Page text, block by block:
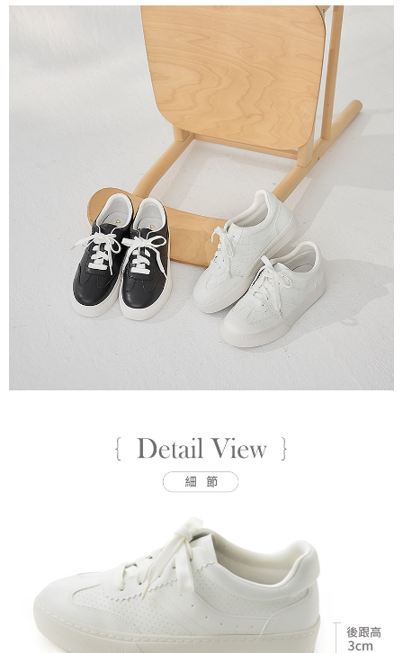
資料（包含姓名、電話或地址）提供予台灣大哥大進項蒐集、處理及利用，
由本公司與您本人進行分期帳單所需資料之確認、核對及更正。
3.完整用戶服務條款，請詳閱以下連結：
https://oppay.tw/userRule
※ 交易是否成功請以「AFTEE先享後付 」之結帳頁面顯示為準，若有關於
是否繳費成功／繳費後需取消欲退款等相關疑問，請聯繫「AFTEE先享後付
https://netprotections.freshdesk.com/support/home
１．透過由恩沛科技股份有限公司提供之「AFTEE先享後付」服務完成之交
易，需依本服務之必要範圍內提供個人資料，並將交易相關給付款項請求債
權轉讓予恩沛科技股份有限公司。
２．關於個人資料處理事宜，請瀏覽以下網址：
https://aftee.tw/terms/#terms3
３．未成年的使用者請事先徵得法定代理人或監護人之同意方可使用
「AFTEE先享後付」，若未經同意申辦者引起之損失，本公司不負相關責
４．使用「AFTEE先享後付」時，將依據個別帳號之用戶狀況，依本公司即
時審查核予不同之上限額度；若仍有額度不足之情形，本公司將視審查結果
請求用戶進行身份認證。
５．嚴禁一人註冊多個帳號或使用他人資訊註冊。若發現惡意使用之情形，
恩沛科技股份有限公司將有權停止該用戶之使用額度並採取法律行動。
每筆NT$80，滿NT$799(含以上)免運費
每筆NT$80，滿NT$799(含以上)免運費
每筆NT$80，滿NT$799(含以上)免運費
付款後門市自取
每筆NT$80，滿NT$799(含以上)免運費